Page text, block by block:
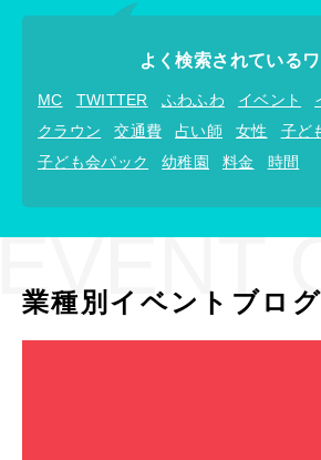
よく検索されている
MC TWITTER ふわふわ イベント
クラウン
交通費 占い師 女性
子ど
子ども会パック
幼稚園 料金 時間
業種別イベントブログ